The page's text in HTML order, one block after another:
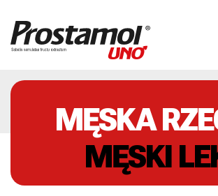
MĘSKA
MĘSKI